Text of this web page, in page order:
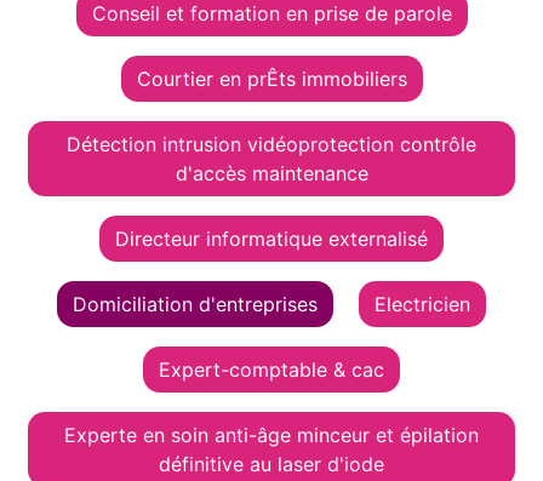
Conseil et formation en prise de parole
Courtier en prÊts immobiliers
Détection intrusion vidéoprotection contrôle
d'accès maintenance
Directeur informatique externalisé
Domiciliation d'entreprises Electricien
Expert-comptable & cac
Experte en soin anti-âge minceur et épilation
définitive au laser d'iode